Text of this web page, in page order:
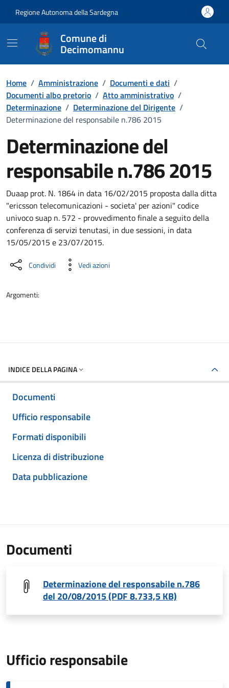
Regione Autonoma della Sardegna
Comune di
Decimomannu
Home / Amministrazione / Documenti e dati /
Documenti albo pretorio / Atto amministrativo /
Determinazione / Determinazione del Dirigente /
Determinazione del responsabile n.786 2015
Determinazione del
responsabile n.786 2015
Dettaglio del documento
Duaap prot. N. 1864 in data 16/02/2015 proposta dalla ditta
"ericsson telecomunicazioni - societa' per azioni" codice
univoco suap n. 572 - provvedimento finale a seguito della
conferenza di servizi tenutasi, in due sessioni, in data
15/05/2015 e 23/07/2015.
Condividi Vedi azioni
Argomenti:
INDICE DELLA PAGINA
Documenti
Ufficio responsabile
Formati disponibili
Licenza di distribuzione
Data pubblicazione
Documenti
Determinazione del responsabile n.786
del 20/08/2015 (PDF 8.733,5 KB)
Ufficio responsabile